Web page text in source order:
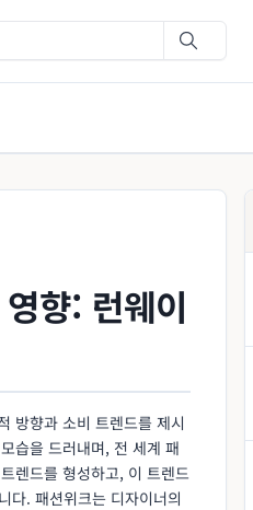
향: 런웨이
방향과 소비 트렌드를 제시
습을 드러내며, 전 세계 패
렌드를 형성하고, 이 트렌드
다. 패션위크는 디자이너의